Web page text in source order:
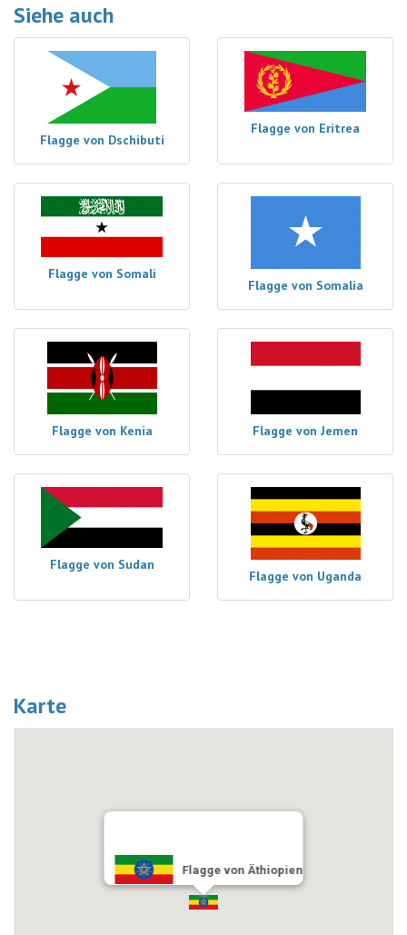
Siehe auch
Flagge von Dschibuti
Flagge von Eritrea
Flagge von Somali
Flagge von Somalia
Flagge von Kenia Flagge von Jemen
Flagge von Sudan
Flagge von Uganda
Karte
Flagge von Äthiopien